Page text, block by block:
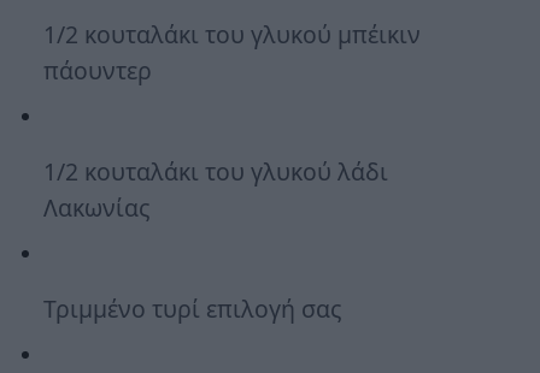
1/2 κουταλάκι του γλυκού μπέικιν
πάουντερ
1/2 κουταλάκι του γλυκού λάδι
Λακωνίας
Τριμμένο τυρί επιλογή σας